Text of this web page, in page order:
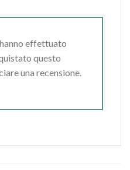
effettuato
questo
una recensione.